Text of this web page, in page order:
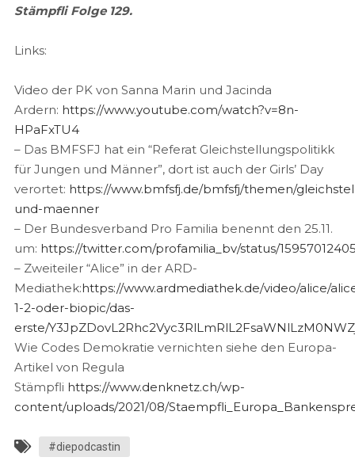
Stämpfli Folge 129.
Links:
Video der PK von Sanna Marin und Jacinda
Ardern: https://www.youtube.com/watch?v=8n-
HPaFxTU4
– Das BMFSFJ hat ein “Referat Gleichstellungspolitikk
für Jungen und Männer”, dort ist auch der Girls’ Day
verortet: https://www.bmfsfj.de/bmfsfj/themen/
und-maenner
– Der Bundesverband Pro Familia benennt den 25.11.
um: https://twitter.com/profamilia_bv/status/
– Zweiteiler “Alice” in der ARD-
Mediathek:https://www.ardmediathek.de/video/alice/
1-2-oder-biopic/das-
erste/
Wie Codes Demokratie vernichten siehe den Europa-
Artikel von Regula
Stämpfli https://www.denknetz.ch/wp-
content/uploads/2021/08/
#diepodcastin